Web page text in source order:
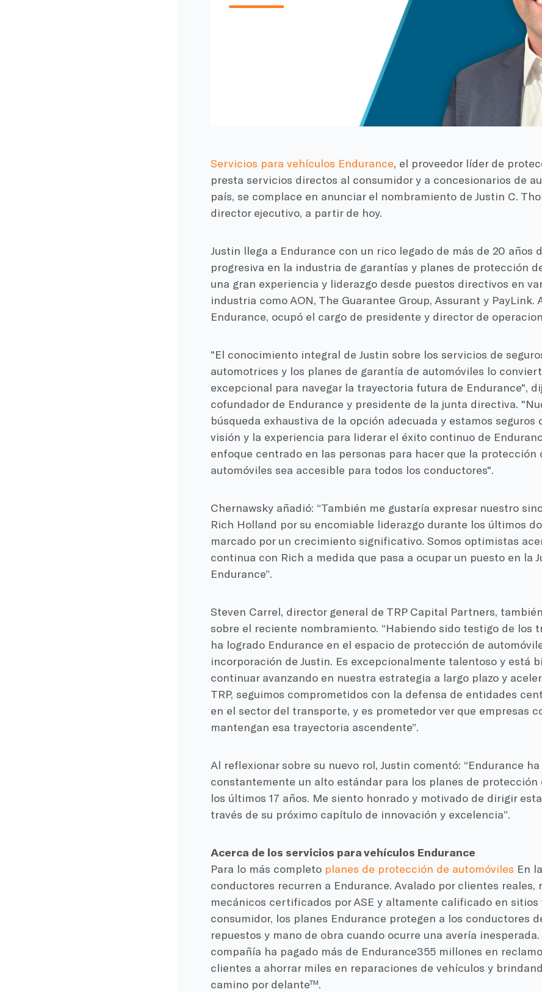
Servicios para vehículos Endurance, el proveedor líder de
presta servicios directos al consumidor y a concesionarios de
país, se complace en anunciar el nombramiento de Justin C.
director ejecutivo, a partir de hoy.
Justin llega a Endurance con un rico legado de más de 20 años
progresiva en la industria de garantías y planes de protección
una gran experiencia y liderazgo desde puestos directivos en
industria como AON, The Guarantee Group, Assurant y PayLink.
Endurance, ocupó el cargo de presidente y director de
"El conocimiento integral de Justin sobre los servicios de
automotrices y los planes de garantía de automóviles lo
excepcional para navegar la trayectoria futura de Endurance",
cofundador de Endurance y presidente de la junta directiva.
búsqueda exhaustiva de la opción adecuada y estamos seguros
visión y la experiencia para liderar el éxito continuo de
enfoque centrado en las personas para hacer que la protección
automóviles sea accesible para todos los conductores".
Chernawsky añadió: “También me gustaría expresar nuestro
Rich Holland por su encomiable liderazgo durante los últimos
marcado por un crecimiento significativo. Somos optimistas
continua con Rich a medida que pasa a ocupar un puesto en la
Endurance”.
Steven Carrel, director general de TRP Capital Partners,
sobre el reciente nombramiento. “Habiendo sido testigo de los
ha logrado Endurance en el espacio de protección de
incorporación de Justin. Es excepcionalmente talentoso y está
continuar avanzando en nuestra estrategia a largo plazo y
TRP, seguimos comprometidos con la defensa de entidades
en el sector del transporte, y es prometedor ver que empresas
mantengan esa trayectoria ascendente”.
Al reflexionar sobre su nuevo rol, Justin comentó: “Endurance
constantemente un alto estándar para los planes de protección
los últimos 17 años. Me siento honrado y motivado de dirigir
través de su próximo capítulo de innovación y excelencia”.
Acerca de los servicios para vehículos Endurance
Para lo más completo planes de protección de automóviles En
conductores recurren a Endurance. Avalado por clientes reales,
mecánicos certificados por ASE y altamente calificado en sitios
consumidor, los planes Endurance protegen a los conductores
repuestos y mano de obra cuando ocurre una avería inesperada.
compañía ha pagado más de Endurance355 millones en
clientes a ahorrar miles en reparaciones de vehículos y
camino por delante™.